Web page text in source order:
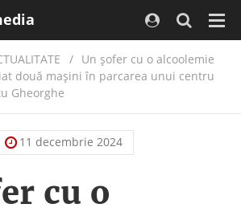
/ Un șofer cu o alcoolemie
două mașini în parcarea unui centru
Gheorghe
11 decembrie 2024
cu o